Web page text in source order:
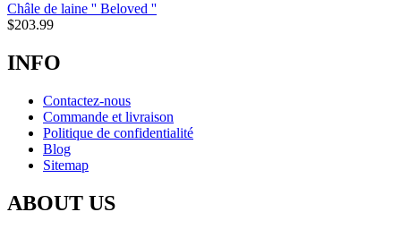
Châle de laine '' Beloved ''
$203.99
INFO
Contactez-nous
Commande et livraison
Politique de confidentialité
Blog
Sitemap
ABOUT US